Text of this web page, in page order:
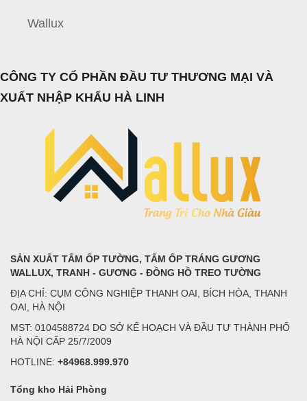
Wallux
CÔNG TY CỔ PHẦN ĐẦU TƯ THƯƠNG MẠI VÀ
XUẤT NHẬP KHẨU HÀ LINH
SẢN XUẤT TẤM ỐP TƯỜNG, TẤM ỐP TRÁNG GƯƠNG
WALLUX, TRANH - GƯƠNG - ĐỒNG HỒ TREO TƯỜNG
ĐỊA CHỈ: CỤM CÔNG NGHIỆP THANH OAI, BÍCH HÒA, THANH
OAI, HÀ NỘI
MST: 0104588724 DO SỞ KẾ HOẠCH VÀ ĐẦU TƯ THÀNH PHỐ
HÀ NỘI CẤP 25/7/2009
HOTLINE: +84968.999.970
Tổng kho Hải Phòng